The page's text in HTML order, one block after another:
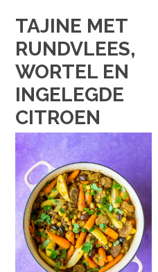
TAJINE MET
RUNDVLEES,
WORTEL EN
INGELEGDE
CITROEN